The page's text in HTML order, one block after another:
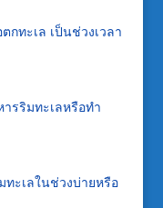
ทะเล เป็นช่วงเวลา
รริมทะเลหรือทำ
ทะเลในช่วงบ่ายหรือ